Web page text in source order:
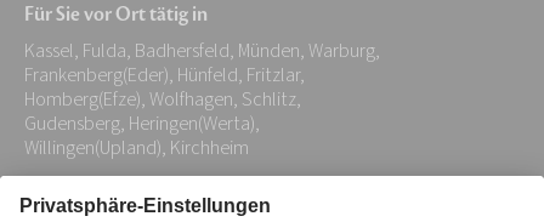
Adresse:
*
Für Sie vor Ort tätig in
Kassel, Fulda, Badhersfeld, Münden, Warburg,
Frankenberg(Eder), Hünfeld, Fritzlar,
Homberg(Efze), Wolfhagen, Schlitz,
Gudensberg, Heringen(Werta),
Willingen(Upland), Kirchheim